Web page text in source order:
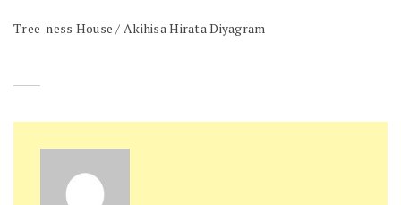
Tree-ness House / Akihisa Hirata Diyagram